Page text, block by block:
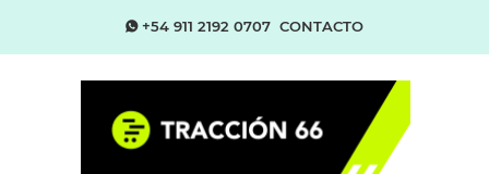
+54 911 2192 0707 CONTACTO